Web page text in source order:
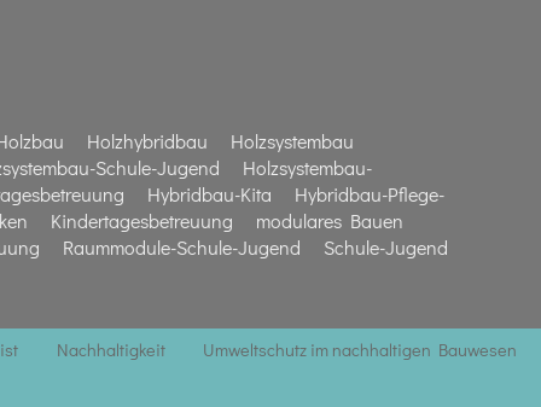
Holzhybridbau
Holzsystembau
Schule-Jugend
Holzsystembau-
Hybridbau-Kita
Hybridbau-Pflege-
Kindertagesbetreuung
modulares Bauen
Raummodule-Schule-Jugend
Schule-Jugend
Nachhaltigkeit
Umweltschutz im nachhaltigen Bauwesen